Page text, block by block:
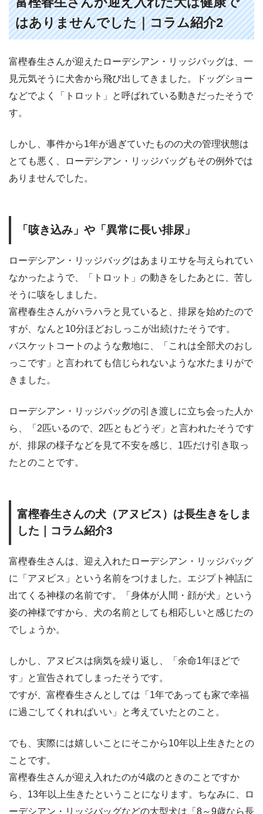
はありませんでした｜コラム紹介2
富樫春生さんが迎えたローデシアン・リッジバッグは、一
見元気そうに犬舎から飛び出してきました。ドッグショー
などでよく「トロット」と呼ばれている動きだったそうで
す。
しかし、事件から1年が過ぎていたものの犬の管理状態は
とても悪く、ローデシアン・リッジバッグもその例外では
ありませんでした。
「咳き込み」や「異常に長い排尿」
ローデシアン・リッジバッグはあまりエサを与えられてい
なかったようで、「トロット」の動きをしたあとに、苦し
そうに咳をしました。
富樫春生さんがハラハラと見ていると、排尿を始めたので
すが、なんと10分ほどおしっこが出続けたそうです。
バスケットコートのような敷地に、「これは全部犬のおし
っこです」と言われても信じられないような水たまりがで
きました。
ローデシアン・リッジバッグの引き渡しに立ち会った人か
ら、「2匹いるので、2匹ともどうぞ」と言われたそうです
が、排尿の様子などを見て不安を感じ、1匹だけ引き取っ
たとのことです。
富樫春生さんの犬（アヌビス）は長生きをしま
した｜コラム紹介3
富樫春生さんは、迎え入れたローデシアン・リッジバッグ
に「アヌビス」という名前をつけました。エジプト神話に
出てくる神様の名前です。「身体が人間・顔が犬」という
姿の神様ですから、犬の名前としても相応しいと感じたの
でしょうか。
しかし、アヌビスは病気を繰り返し、「余命1年ほどで
す」と宣告されてしまったそうです。
ですが、富樫春生さんとしては「1年であっても家で幸福
に過ごしてくれればいい」と考えていたとのこと。
でも、実際には嬉しいことにそこから10年以上生きたとの
ことです。
富樫春生さんが迎え入れたのが4歳のときのことですか
ら、13年以上生きたということになります。ちなみに、ロ
ーデシアン・リッジバッグなどの大型犬は「8～9歳なら長